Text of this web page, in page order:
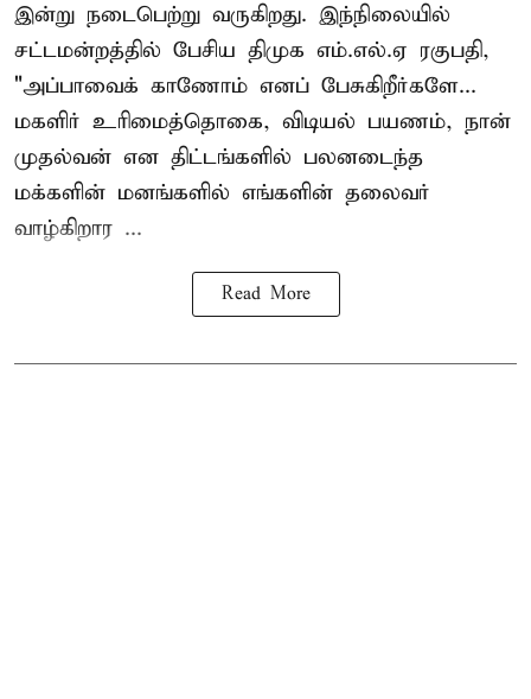
இன்று நடைபெற்று வருகிறது. இந்நிலையில்
சட்டமன்றத்தில் பேசிய திமுக எம்.எல்.ஏ ரகுபதி,
"அப்பாவைக் காணோம் எனப் பேசுகிறீர்களே...
மகளிர் உரிமைத்தொகை, விடியல் பயணம், நான்
முதல்வன் என திட்டங்களில் பலனடைந்த
மக்களின் மனங்களில் எங்களின் தலைவர்
வாழ்கிறார ...
Read More